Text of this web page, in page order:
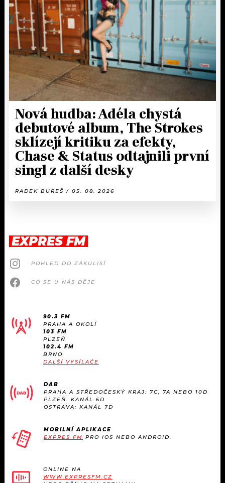
Nová hudba: Adéla chystá
debutové album, The Strokes
sklízejí kritiku za efekty,
Chase & Status odtajnili první
singl z další desky
RADEK BUREŠ / 05. 08. 2026
EXPRES FM
POHLED DO ZÁKULISÍ
CO SE U NÁS DĚJE
90.3 FM
PRAHA A OKOLÍ
103 FM
PLZEŇ
102.4 FM
BRNO
DALŠÍ VYSÍLAČE
DAB
PRAHA A STŘEDOČESKÝ KRAJ: 7C, 7A NEBO 10D
PLZEŇ: KANÁL 6D
OSTRAVA: KANÁL 7D
MOBILNÍ APLIKACE
EXPRES FM PRO IOS NEBO ANDROID.
ONLINE NA
WWW.EXPRESFM.CZ